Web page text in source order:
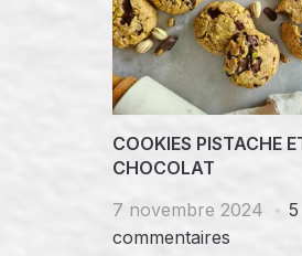
COOKIES PISTACHE
CHOCOLAT
7 novembre 2024
5
commentaires